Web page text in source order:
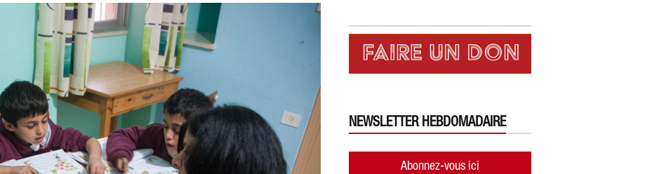
NEWSLETTER HEBDOMADAIRE
Abonnez-vous ici